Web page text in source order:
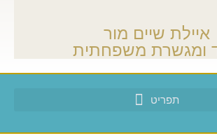
איילת שיים מור
ומגשרת משפחתית